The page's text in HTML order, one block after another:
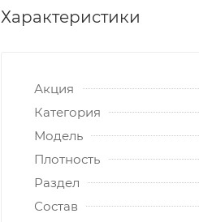
Характеристики
Акция
Категория
Модель
Плотность
Раздел
Состав